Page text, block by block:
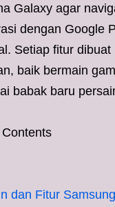
Galaxy agar
dengan Google
Setiap fitur
baik bermain
babak baru
dan Fitur